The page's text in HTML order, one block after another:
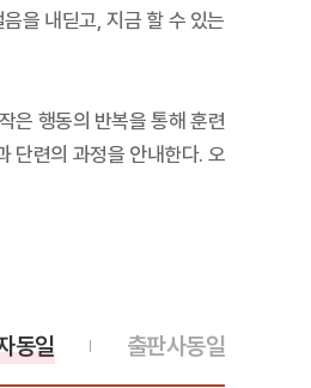
을 내딛고, 지금 할 수 있는
은 행동의 반복을 통해 훈련
단련의 과정을 안내한다. 오
출판사동일
동일